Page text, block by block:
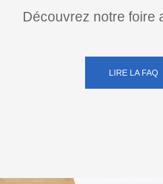
Découvrez notre foire
LIRE LA FAQ